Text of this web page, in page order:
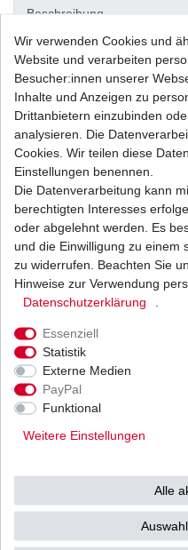
Beschreibung
Weitere Details
u.a. von
Wir verwenden Cookies und
Website und verarbeiten
Besucher:innen unserer
Inhalte und Anzeigen zu
Drittanbietern einzubinden
analysieren. Die
Cookies. Wir teilen diese
Einstellungen benennen.
Die Datenverarbeitung kann
berechtigten Interesses
oder abgelehnt werden. Es
und die Einwilligung zu einem
zu widerrufen. Beachten Sie
Hinweise zur Verwendung
Daten­schutz­erklärung
Essenziell
Statistik
Externe Medien
PayPal
Funktional
Weitere Einstellungen
Alle